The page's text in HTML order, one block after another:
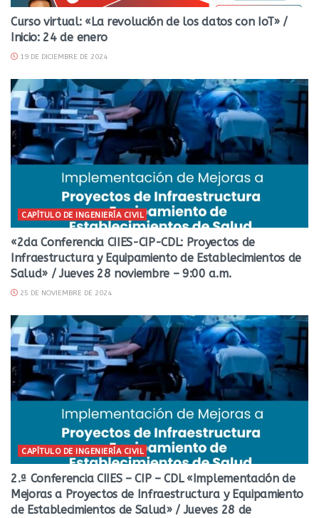
Curso virtual: «La revolución de los datos con IoT» /
Inicio: 24 de enero
19 DE DICIEMBRE DE 2024
CAPÍTULO DE INGENIERÍA CIVIL
«2da Conferencia CIIES-CIP-CDL: Proyectos de
Infraestructura y Equipamiento de Establecimientos de
Salud» / Jueves 28 noviembre – 9:00 a.m.
25 DE NOVIEMBRE DE 2024
CAPÍTULO DE INGENIERÍA CIVIL
2.ª Conferencia CIIES – CIP – CDL «Implementación de
Mejoras a Proyectos de Infraestructura y Equipamiento
de Establecimientos de Salud» / Jueves 28 de